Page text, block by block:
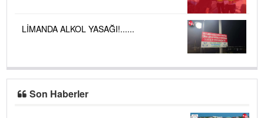
LİMANDA ALKOL YASAĞI!......
Son Haberler